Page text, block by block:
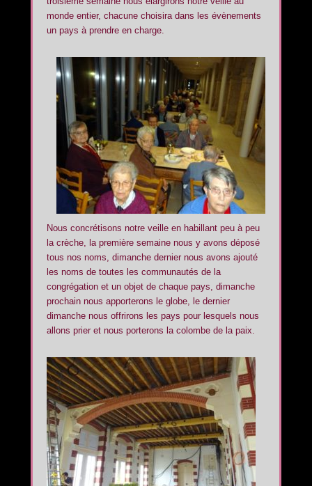
monde entier, chacune choisira dans les évènements
un pays à prendre en charge.
Nous concrétisons notre veille en habillant peu à peu
la crèche, la première semaine nous y avons déposé
tous nos noms, dimanche dernier nous avons ajouté
les noms de toutes les communautés de la
congrégation et un objet de chaque pays, dimanche
prochain nous apporterons le globe, le dernier
dimanche nous offrirons les pays pour lesquels nous
allons prier et nous porterons la colombe de la paix.